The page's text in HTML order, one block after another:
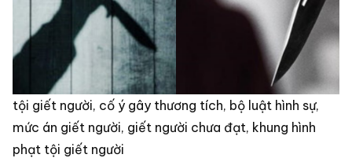
tội giết người, cố ý gây thương tích, bộ luật hình sự,
mức án giết người, giết người chưa đạt, khung hình
phạt tội giết người